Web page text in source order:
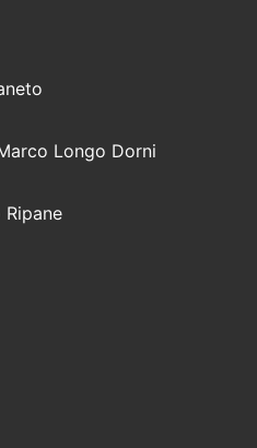
Longo Dorni